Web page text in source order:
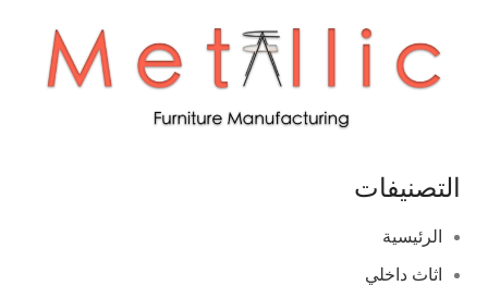
التصنيفات
الرئيسية
اثاث داخلي